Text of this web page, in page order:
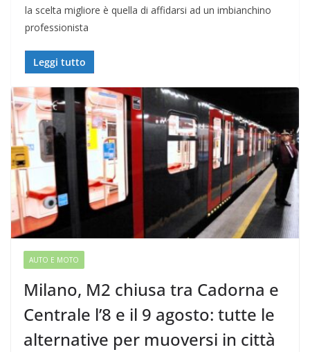
la scelta migliore è quella di affidarsi ad un imbianchino
professionista
Leggi tutto
AUTO E MOTO
Milano, M2 chiusa tra Cadorna e
Centrale l’8 e il 9 agosto: tutte le
alternative per muoversi in città